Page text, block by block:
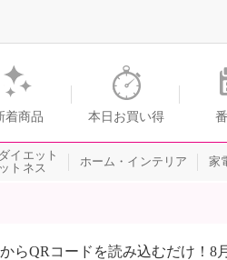
ップチャンネル
着商品 本日お買い得
イエット
トネス
ホーム・インテリア 家
らQRコードを読み込むだけ！8